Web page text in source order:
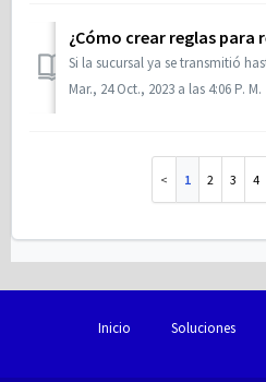
¿Cómo crear reglas para
Mar., 24 Oct., 2023 a las 4:06 P. M.
1 2 3 4
Inicio Soluciones